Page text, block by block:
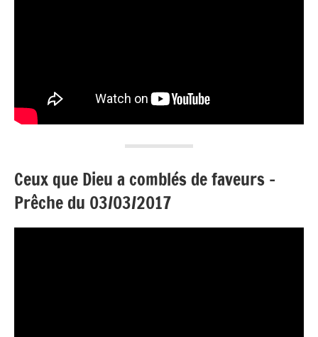
Ceux que Dieu a comblés de faveurs –
Prêche du 03/03/2017